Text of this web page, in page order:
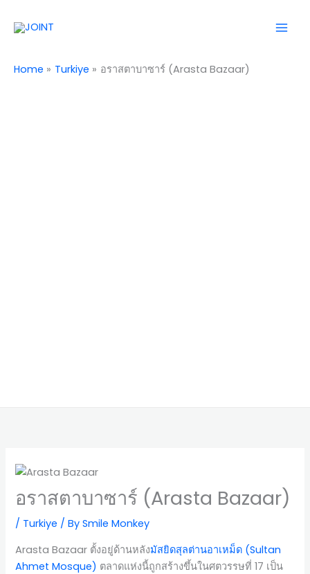
Home Turkiye อราสตาบาซาร์ (Arasta Bazaar)
อราสตาบาซาร์ (Arasta Bazaar)
/ Turkiye / BySmile Monkey
Arasta Bazaar ตั้งอยู่ด้านหลังมัสยิดสุลต่านอาเหม็ด (Sultan
Ahmet Mosque) ตลาดแห่งนี้ถูกสร้างขึ้นในศตวรรษที่ 17 เป็น